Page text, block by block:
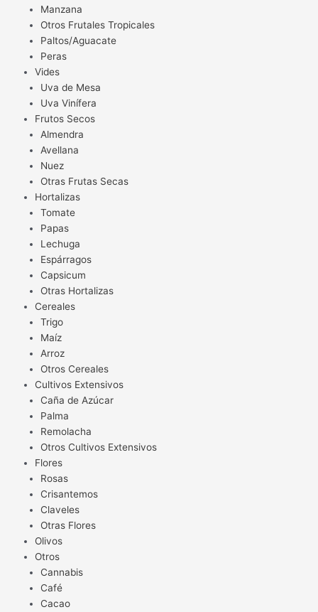
Manzana
Otros Frutales Tropicales
Paltos/Aguacate
Peras
Vides
Uva de Mesa
Uva Vinífera
Frutos Secos
Almendra
Avellana
Nuez
Otras Frutas Secas
Hortalizas
Tomate
Papas
Lechuga
Espárragos
Capsicum
Otras Hortalizas
Cereales
Trigo
Maíz
Arroz
Otros Cereales
Cultivos Extensivos
Caña de Azúcar
Palma
Remolacha
Otros Cultivos Extensivos
Flores
Rosas
Crisantemos
Claveles
Otras Flores
Olivos
Otros
Cannabis
Café
Cacao